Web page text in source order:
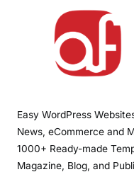
Easy WordPress
News, eCommerce and
1000+ Ready-made
Magazine, Blog, and